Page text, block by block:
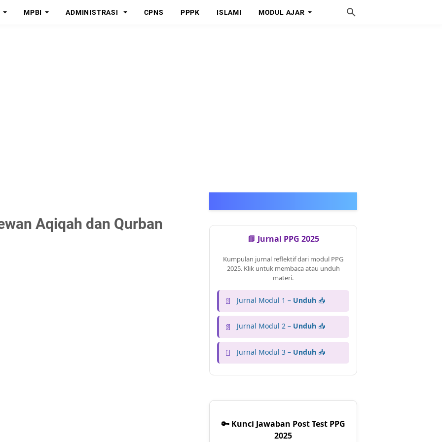
MPBI ADMINISTRASI CPNS PPPK ISLAMI MODUL AJAR
Aqiqah dan Qurban
📘 Jurnal PPG 2025
Kumpulan jurnal reflektif dari modul PPG
2025. Klik untuk membaca atau unduh
materi.
📄 Jurnal Modul 1 – Unduh 📥
📄 Jurnal Modul 2 – Unduh 📥
📄 Jurnal Modul 3 – Unduh 📥
🔑 Kunci Jawaban Post Test PPG
2025